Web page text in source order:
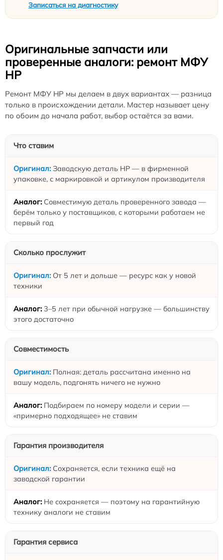
Записаться на диагностику
Оригинальные запчасти или
проверенные аналоги: ремонт МФУ
HP
Ремонт МФУ HP мы делаем в двух вариантах — разница
только в происхождении детали. Мастер называет цену
по обоим до начала работ, выбор остаётся за вами.
Что ставим
Заводскую деталь HP — в фирменной
упаковке, с маркировкой и артикулом производителя
Совместимую деталь проверенного завода —
берём только у поставщиков, с которыми работаем не
первый год
Сколько прослужит
От 5 лет и дольше — ресурс как у новой
техники
3–5 лет при обычной нагрузке — большинству
этого достаточно
Совместимость
Полная: деталь рассчитана именно на
вашу модель, подгонять ничего не нужно
Подбираем по номеру модели и серии —
«примерно подходящее» не ставим
Гарантия производителя
Сохраняется, если техника ещё на
заводской гарантии
Не сохраняется — поэтому на гарантийную
технику аналоги не ставим
Гарантия сервиса